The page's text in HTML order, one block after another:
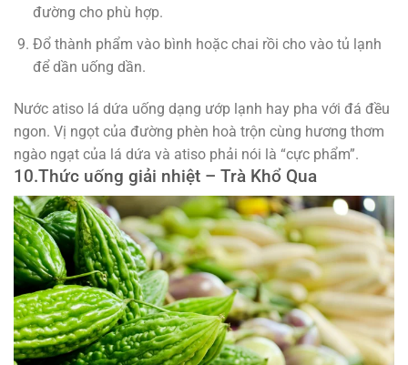
đường cho phù hợp.
Đổ thành phẩm vào bình hoặc chai rồi cho vào tủ lạnh
để dần uống dần.
Nước atiso lá dứa uống dạng ướp lạnh hay pha với đá đều
ngon. Vị ngọt của đường phèn hoà trộn cùng hương thơm
ngào ngạt của lá dứa và atiso phải nói là “cực phẩm”.
10.Thức uống giải nhiệt – Trà Khổ Qua